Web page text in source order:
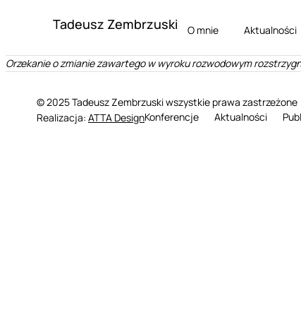
Tadeusz Zembrzuski O mnie Aktualności
Orzekanie o zmianie zawartego w wyroku rozwodowym
© 2025 Tadeusz Zembrzuski wszystkie prawa zastrzeżone
Realizacja: ATTA DesignKonferencje Aktualności